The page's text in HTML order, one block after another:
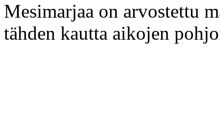
Mesimarjaa on arvostettu
tähden kautta aikojen